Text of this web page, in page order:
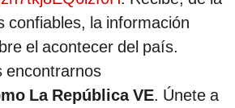
confiables, la información
el acontecer del país.
encontrarnos
La República VE. Únete a